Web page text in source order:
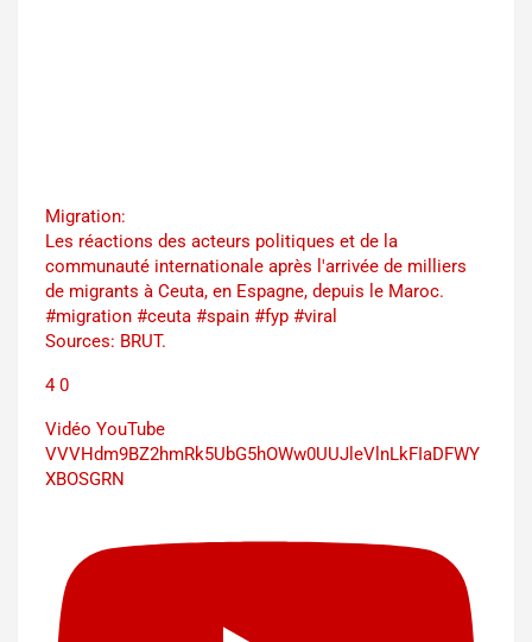
Migration:
Les réactions des acteurs politiques et de la
communauté internationale après l'arrivée de milliers
de migrants à Ceuta, en Espagne, depuis le Maroc.
#migration #ceuta #spain #fyp #viral
Sources: BRUT.
4 0
Vidéo YouTube
VVVHdm9BZ2hmRk5UbG5hOWw0UUJleVlnLkFIaDFWY
XBOSGRN